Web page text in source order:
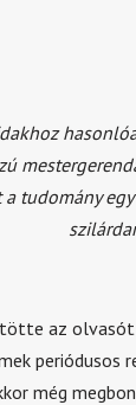
tudomány
az olvasót
periódusos
még